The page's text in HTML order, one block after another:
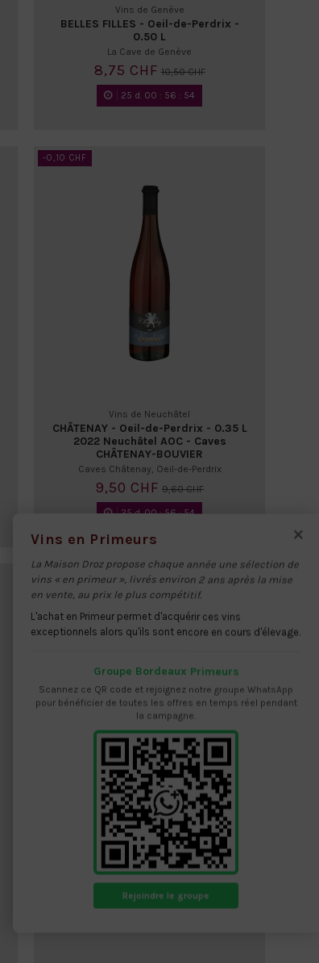
Vins de Genève
BELLES FILLES - Oeil-de-Perdrix -
0.50 L
La Cave de Genève
8,75 CHF 10,50 CHF
25 d. 00 : 56 : 52
-0,10 CHF
Vins de Neuchâtel
CHÂTENAY - Oeil-de-Perdrix - 0.35 L
2022 Neuchâtel AOC - Caves
CHÂTENAY-BOUVIER
Caves Châtenay, Oeil-de-Perdrix
9,50 CHF 9,60 CHF
25d. 00:56:52
Vins de Genève
CLOS DU CHÂTEAU - Diamant Rosé -
0.75 L
Clos du Château (Choully)
11,90 CHF 14,05 CHF
×
Vins en Primeurs
La Maison Droz propose chaque année une sélection de
vins « en primeur », livrés environ 2 ans après la mise
en vente, au prix le plus compétitif.
L'achat en Primeur permet d'acquérir ces vins
exceptionnels alors qu'ils sont encore en cours d'élevage.
Groupe Bordeaux Primeurs
Scannez ce QR code et rejoignez notre groupe WhatsApp
pour bénéficier de toutes les offres en temps réel pendant
la campagne.
Rejoindre le groupe